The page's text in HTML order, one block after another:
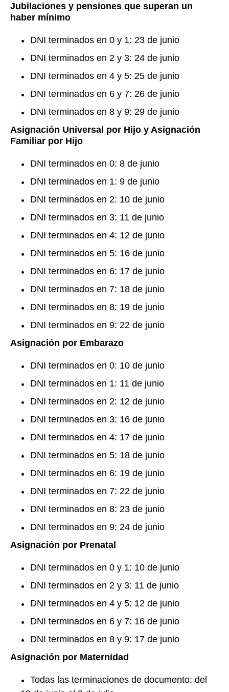
Jubilaciones y pensiones que superan un
haber mínimo
DNI terminados en 0 y 1: 23 de junio
DNI terminados en 2 y 3: 24 de junio
DNI terminados en 4 y 5: 25 de junio
DNI terminados en 6 y 7: 26 de junio
DNI terminados en 8 y 9: 29 de junio
Asignación Universal por Hijo y Asignación
Familiar por Hijo
DNI terminados en 0: 8 de junio
DNI terminados en 1: 9 de junio
DNI terminados en 2: 10 de junio
DNI terminados en 3: 11 de junio
DNI terminados en 4: 12 de junio
DNI terminados en 5: 16 de junio
DNI terminados en 6: 17 de junio
DNI terminados en 7: 18 de junio
DNI terminados en 8: 19 de junio
DNI terminados en 9: 22 de junio
Asignación por Embarazo
DNI terminados en 0: 10 de junio
DNI terminados en 1: 11 de junio
DNI terminados en 2: 12 de junio
DNI terminados en 3: 16 de junio
DNI terminados en 4: 17 de junio
DNI terminados en 5: 18 de junio
DNI terminados en 6: 19 de junio
DNI terminados en 7: 22 de junio
DNI terminados en 8: 23 de junio
DNI terminados en 9: 24 de junio
Asignación por Prenatal
DNI terminados en 0 y 1: 10 de junio
DNI terminados en 2 y 3: 11 de junio
DNI terminados en 4 y 5: 12 de junio
DNI terminados en 6 y 7: 16 de junio
DNI terminados en 8 y 9: 17 de junio
Asignación por Maternidad
Todas las terminaciones de documento: del